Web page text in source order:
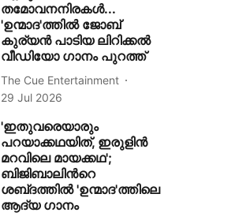
തമോവനനിരകൾ...
'ഉന്മാദ'ത്തിൽ ജോബ്
കുര്യൻ പാടിയ ലിറിക്കൽ
വീഡിയോ ഗാനം പുറത്ത്
The Cue Entertainment
29 Jul 2026
'ഇതുവരെയാരും
പറയാക്കഥയിത്, ഇരുളിൻ
മറവിലെ മായക്കഥ';
ബിജിബാലിന്‍റെ
ശബ്‍ദത്തിൽ 'ഉന്മാദ'ത്തിലെ
ആദ്യ ഗാനം